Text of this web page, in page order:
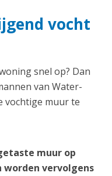
vocht
snel op? Dan
van Water-
vochtige muur te
muur op
vervolgens